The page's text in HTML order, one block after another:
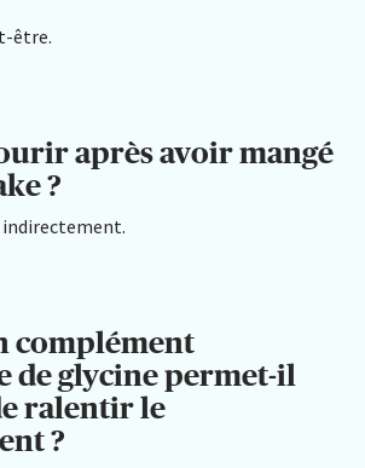
être.
après avoir mangé
?
indirectement.
complément
de glycine permet-il
ralentir le
?